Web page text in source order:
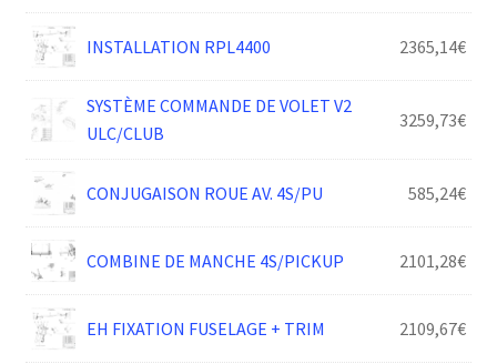
INSTALLATION RPL4400 2365,14€
SYSTÈME COMMANDE DE VOLET V2
ULC/CLUB
3259,73€
CONJUGAISON ROUE AV. 4S/PU 585,24€
COMBINE DE MANCHE 4S/PICKUP 2101,28€
EH FIXATION FUSELAGE + TRIM 2109,67€